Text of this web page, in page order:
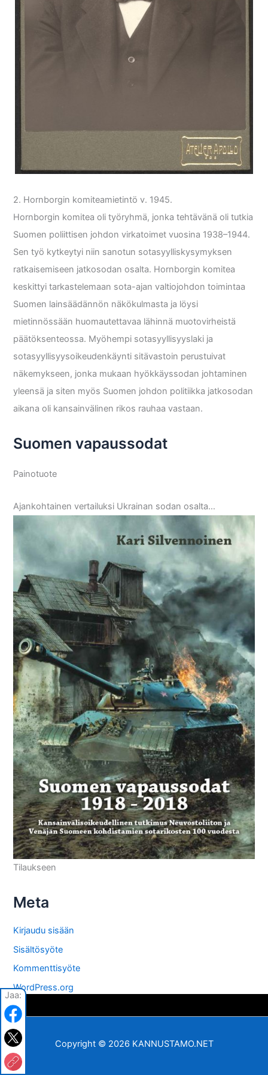
2. Hornborgin komiteamietintö v. 1945.
Hornborgin komitea oli työryhmä, jonka tehtävänä oli tutkia
Suomen poliittisen johdon virkatoimet vuosina 1938–1944.
Sen työ kytkeytyi niin sanotun sotasyylliskysymyksen
ratkaisemiseen jatkosodan osalta. Hornborgin komitea
keskittyi tarkastelemaan sota-ajan valtiojohdon toimintaa
Suomen lainsäädännön näkökulmasta ja löysi
mietinnössään huomautettavaa lähinnä muotovirheistä
päätöksenteossa. Myöhempi sotasyyllisyyslaki ja
sotasyyllisyysoikeudenkäynti sitävastoin perustuivat
näkemykseen, jonka mukaan hyökkäyssodan johtaminen
yleensä ja siten myös Suomen johdon politiikka jatkosodan
aikana oli kansainvälinen rikos rauhaa vastaan.
Suomen vapaussodat
Painotuote
Ajankohtainen vertailuksi Ukrainan sodan osalta…
Tilaukseen
Meta
Kirjaudu sisään
Sisältösyöte
Kommenttisyöte
WordPress.org
Copyright © 2026 KANNUSTAMO.NET
Jaa: